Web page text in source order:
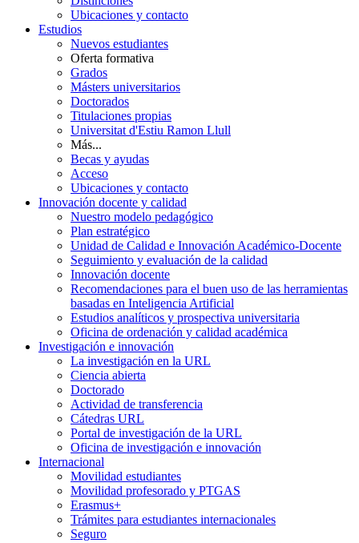
Ubicaciones y contacto
Estudios
Nuevos estudiantes
Oferta formativa
Grados
Másters universitarios
Doctorados
Titulaciones propias
Universitat d'Estiu Ramon Llull
Más...
Becas y ayudas
Acceso
Ubicaciones y contacto
Innovación docente y calidad
Nuestro modelo pedagógico
Plan estratégico
Unidad de Calidad e Innovación Académico-Docente
Seguimiento y evaluación de la calidad
Innovación docente
Recomendaciones para el buen uso de las herramientas
basadas en Inteligencia Artificial
Estudios analíticos y prospectiva universitaria
Oficina de ordenación y calidad académica
Investigación e innovación
La investigación en la URL
Ciencia abierta
Doctorado
Actividad de transferencia
Cátedras URL
Portal de investigación de la URL
Oficina de investigación e innovación
Internacional
Movilidad estudiantes
Movilidad profesorado y PTGAS
Erasmus+
Trámites para estudiantes internacionales
Seguro